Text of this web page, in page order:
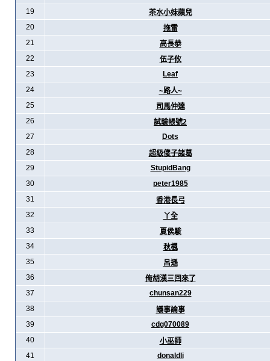
19
茶水小妹蘋兒
20
拖雷
21
高長恭
22
伍子攸
23
Leaf
24
~路人~
25
司馬仲達
26
試驗帳號2
27
Dots
28
超級傻子諸葛
29
StupidBang
30
peter1985
31
香港長弓
32
丫全
33
夏侯駿
34
秋楓
35
呂遜
36
俺胡漢三回來了
37
chunsan229
38
議事論事
39
cdg070089
40
小巫師
41
donaldli